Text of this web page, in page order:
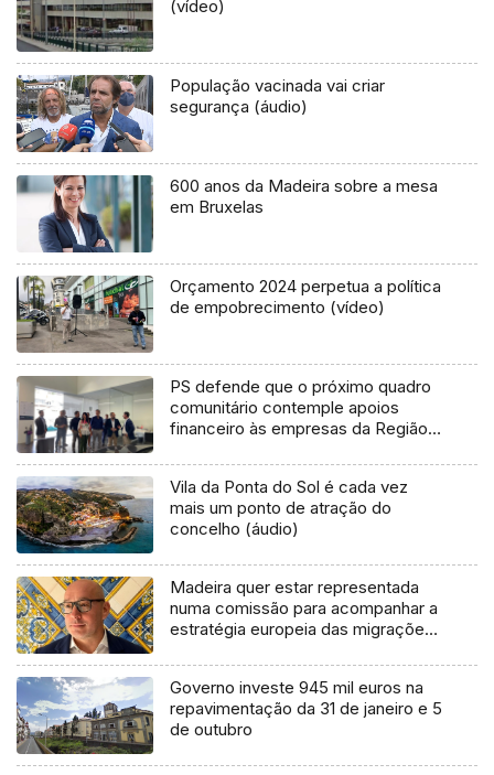
(vídeo)
População vacinada vai criar
segurança (áudio)
600 anos da Madeira sobre a mesa
em Bruxelas
Orçamento 2024 perpetua a política
de empobrecimento (vídeo)
PS defende que o próximo quadro
comunitário contemple apoios
financeiro às empresas da Região
Vila da Ponta do Sol é cada vez
mais um ponto de atração do
concelho (áudio)
Madeira quer estar representada
numa comissão para acompanhar a
estratégia europeia das migrações
Governo investe 945 mil euros na
repavimentação da 31 de janeiro e 5
de outubro